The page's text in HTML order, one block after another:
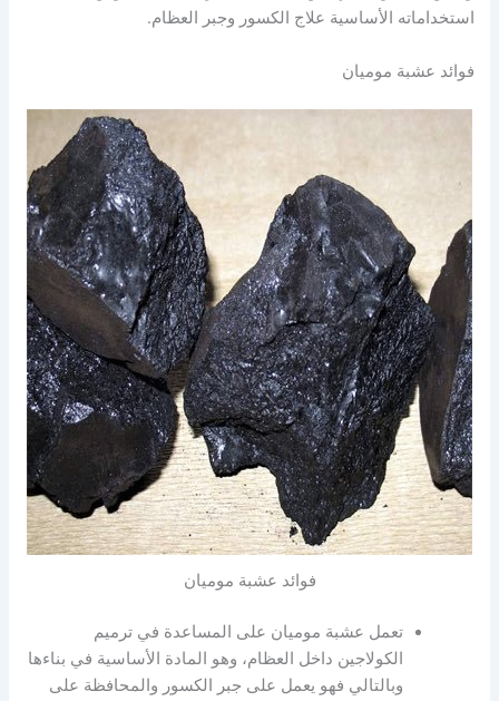
استخداماته الأساسية علاج الكسور وجبر العظام.
فوائد عشبة موميان
فوائد عشبة موميان
تعمل عشبة موميان على المساعدة في ترميم
الكولاجين داخل العظام، وهو المادة الأساسية في بناءها
وبالتالي فهو يعمل على جبر الكسور والمحافظة على